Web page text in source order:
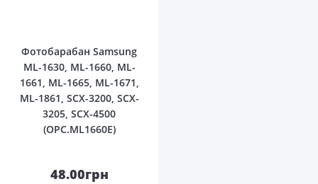
Фотобарабан Samsung
ML-1630, ML-1660, ML-
1661, ML-1665, ML-1671,
ML-1861, SCX-3200, SCX-
3205, SCX-4500
(OPC.ML1660E)
48.00грн